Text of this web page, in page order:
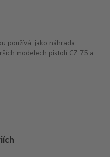
používá, jako náhrada
modelech pistolí CZ 75 a